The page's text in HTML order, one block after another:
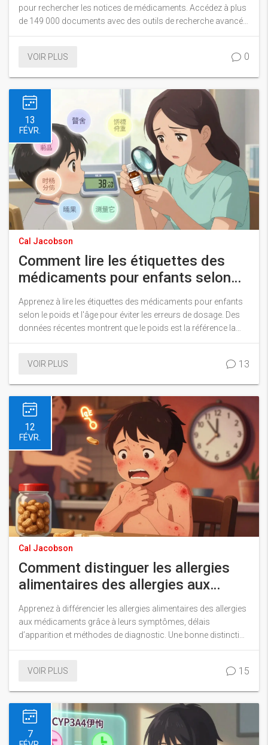
pour rechercher les notices de médicaments. Accédez à plus
de 149 000 documents avec des outils de recherche avancés,
gratuits et à jour deux fois par mois.
VOIR PLUS 0
13
FÉVR.
Cal Jacobson
Comment lire les étiquettes des
médicaments pour enfants selon
l'âge et le poids
Apprenez à lire les étiquettes des médicaments pour enfants
selon le poids et l'âge pour éviter les erreurs de dosage. Des
données récentes montrent que le poids est la référence la
plus sûre. Guide pratique avec doses, pièges et outils gratuits.
VOIR PLUS 13
12
FÉVR.
Cal Jacobson
Comment distinguer les allergies
alimentaires des allergies aux
médicaments
Apprenez à différencier les allergies alimentaires des allergies
aux médicaments grâce à leurs symptômes, délais
d’apparition et méthodes de diagnostic. Une bonne distinction
évite les risques et les mauvais traitements.
VOIR PLUS 15
7